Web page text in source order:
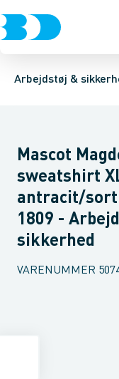
Arbejdstøj &
Trøjer & t-shirts
T-shirtsSweatshirts
Sweatshirts
Mascot
sweatshirt
antracit/sort
1809 -
sikkerhed
VARENUMMER